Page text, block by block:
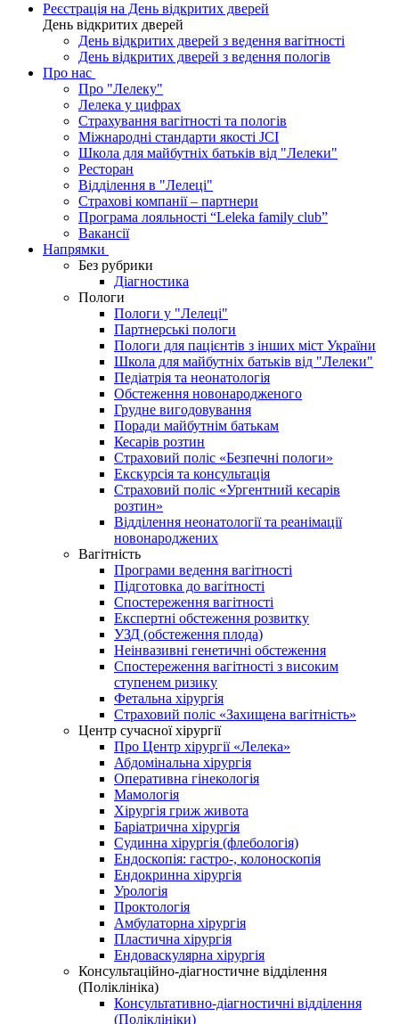
Реєстрація на День відкритих дверей
День відкритих дверей
День відкритих дверей з ведення вагітності
День відкритих дверей з ведення пологів
Про нас
Про "Лелеку"
Лелека у цифрах
Страхування вагітності та пологів
Міжнародні стандарти якості JCI
Школа для майбутніх батьків від "Лелеки"
Ресторан
Відділення в "Лелеці"
Страхові компанії – партнери
Програма лояльності “Leleka family club”
Вакансії
Напрямки
Без рубрики
Діагностика
Пологи
Пологи у "Лелеці"
Партнерські пологи
Пологи для пацієнтів з інших міст України
Школа для майбутніх батьків від "Лелеки"
Педіатрія та неонатологія
Обстеження новонародженого
Грудне вигодовування
Поради майбутнім батькам
Кесарів розтин
Страховий поліс «Безпечні пологи»
Екскурсія та консультація
Страховий поліс «Ургентний кесарів
розтин»
Відділення неонатології та реанімації
новонароджених
Вагітність
Програми ведення вагітності
Підготовка до вагітності
Спостереження вагітності
Експертні обстеження розвитку
УЗД (обстеження плода)
Неінвазивні генетичні обстеження
Спостереження вагітності з високим
ступенем ризику
Фетальна хірургія
Страховий поліс «Захищена вагітність»
Центр сучасної хірургії
Про Центр хірургії «Лелека»
Абдомінальна хірургія
Оперативна гінекологія
Мамологія
Хірургія гриж живота
Баріатрична хірургія
Судинна хірургія (флебологія)
Ендоскопія: гастро-, колоноскопія
Ендокринна хірургія
Урологія
Проктологія
Амбулаторна хірургія
Пластична хірургія
Ендоваскулярна хірургія
Консультаційно-діагностичне відділення
(Поліклініка)
Консультативно-діагностичні відділення
(Поліклініки)